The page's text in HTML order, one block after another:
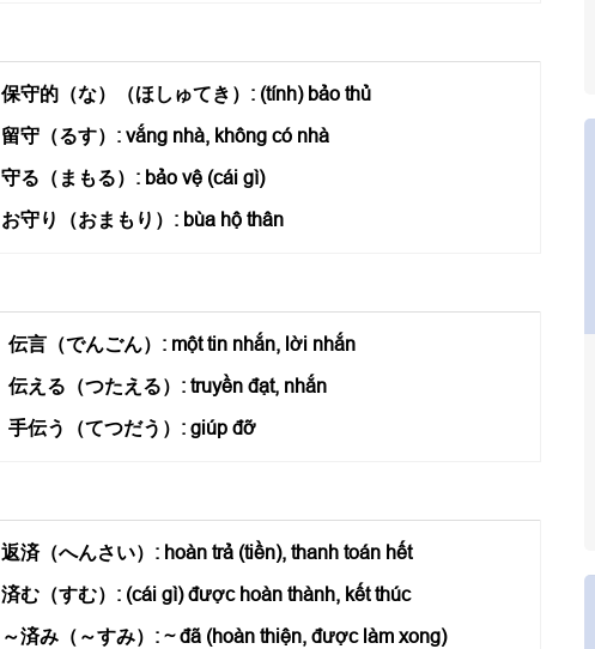
保守的（な）（ほしゅてき）: (tính) bảo thủ
留守（るす）: vắng nhà, không có nhà
守る（まもる）: bảo vệ (cái gì)
お守り（おまもり）: bùa hộ thân
伝言（でんごん）: một tin nhắn, lời nhắn
伝える（つたえる）: truyền đạt, nhắn
手伝う（てつだう）: giúp đỡ
返済（へんさい）: hoàn trả (tiền), thanh toán hết
済む（すむ）: (cái gì) được hoàn thành, kết thúc
～済み（～すみ）: ~ đã (hoàn thiện, được làm xong)